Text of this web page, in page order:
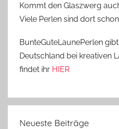
Kommt den Glaszwerg
Viele Perlen sind dort
BunteGuteLaunePerlen
Deutschland bei kreativen
findet ihr HIER
Neueste Beiträge